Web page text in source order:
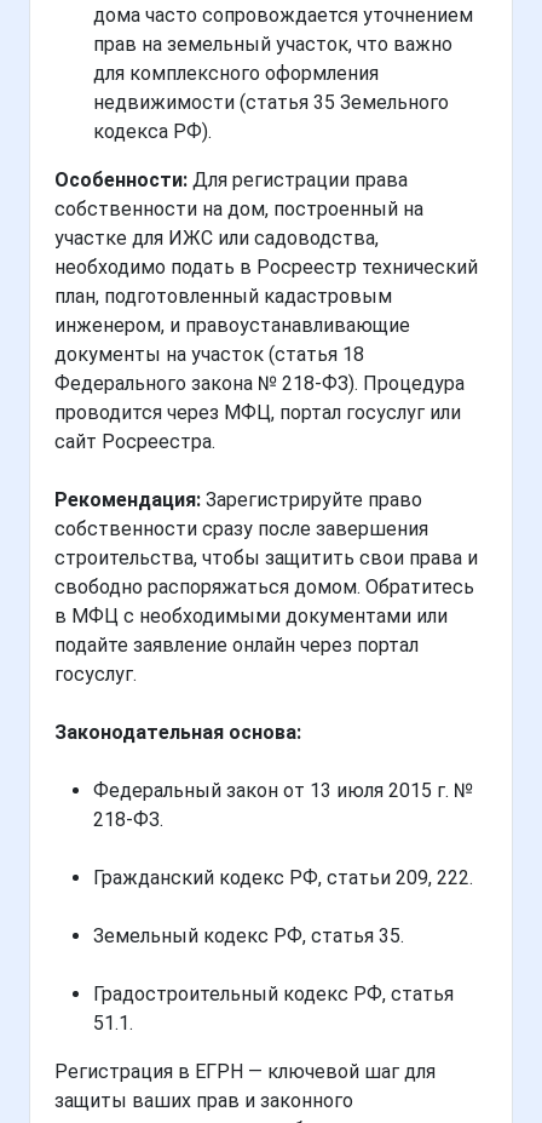
дома часто сопровождается уточнением
прав на земельный участок, что важно
для комплексного оформления
недвижимости (статья 35 Земельного
кодекса РФ).
Особенности: Для регистрации права
собственности на дом, построенный на
участке для ИЖС или садоводства,
необходимо подать в Росреестр технический
план, подготовленный кадастровым
инженером, и правоустанавливающие
документы на участок (статья 18
Федерального закона № 218-ФЗ). Процедура
проводится через МФЦ, портал госуслуг или
сайт Росреестра.
Рекомендация: Зарегистрируйте право
собственности сразу после завершения
строительства, чтобы защитить свои права и
свободно распоряжаться домом. Обратитесь
в МФЦ с необходимыми документами или
подайте заявление онлайн через портал
госуслуг.
Законодательная основа:
Федеральный закон от 13 июля 2015 г. №
218-ФЗ.
Гражданский кодекс РФ, статьи 209, 222.
Земельный кодекс РФ, статья 35.
Градостроительный кодекс РФ, статья
51.1.
Регистрация в ЕГРН — ключевой шаг для
защиты ваших прав и законного